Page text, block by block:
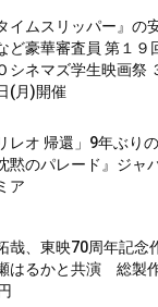
イムスリッパー』の
ど豪華審査員 第１９
シネマズ学生映画祭
(月)開催
レオ 帰還」9年ぶり
黙のパレード』ジャ
ア
哉、東映70周年記念
はるかと共演 総製